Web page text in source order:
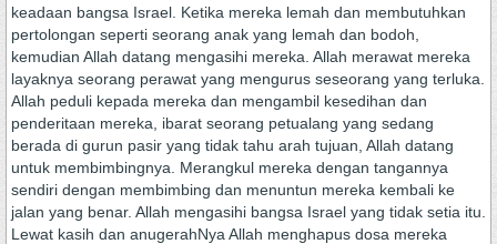
keadaan bangsa Israel. Ketika mereka lemah dan membutuhkan
pertolongan seperti seorang anak yang lemah dan bodoh,
kemudian Allah datang mengasihi mereka. Allah merawat mereka
layaknya seorang perawat yang mengurus seseorang yang terluka.
Allah peduli kepada mereka dan mengambil kesedihan dan
penderitaan mereka, ibarat seorang petualang yang sedang
berada di gurun pasir yang tidak tahu arah tujuan, Allah datang
untuk membimbingnya. Merangkul mereka dengan tangannya
sendiri dengan membimbing dan menuntun mereka kembali ke
jalan yang benar. Allah mengasihi bangsa Israel yang tidak setia itu.
Lewat kasih dan anugerahNya Allah menghapus dosa mereka